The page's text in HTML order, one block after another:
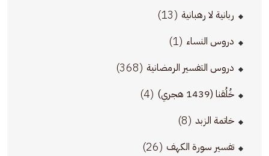
ربانية لا رهبانية (13)
دروس النساء (1)
دروس التفسير الرمضانية (368)
خُلُقنا (1439 هجري) (4)
خاتمة الزبد (8)
تفسير سورة الكهف (26)